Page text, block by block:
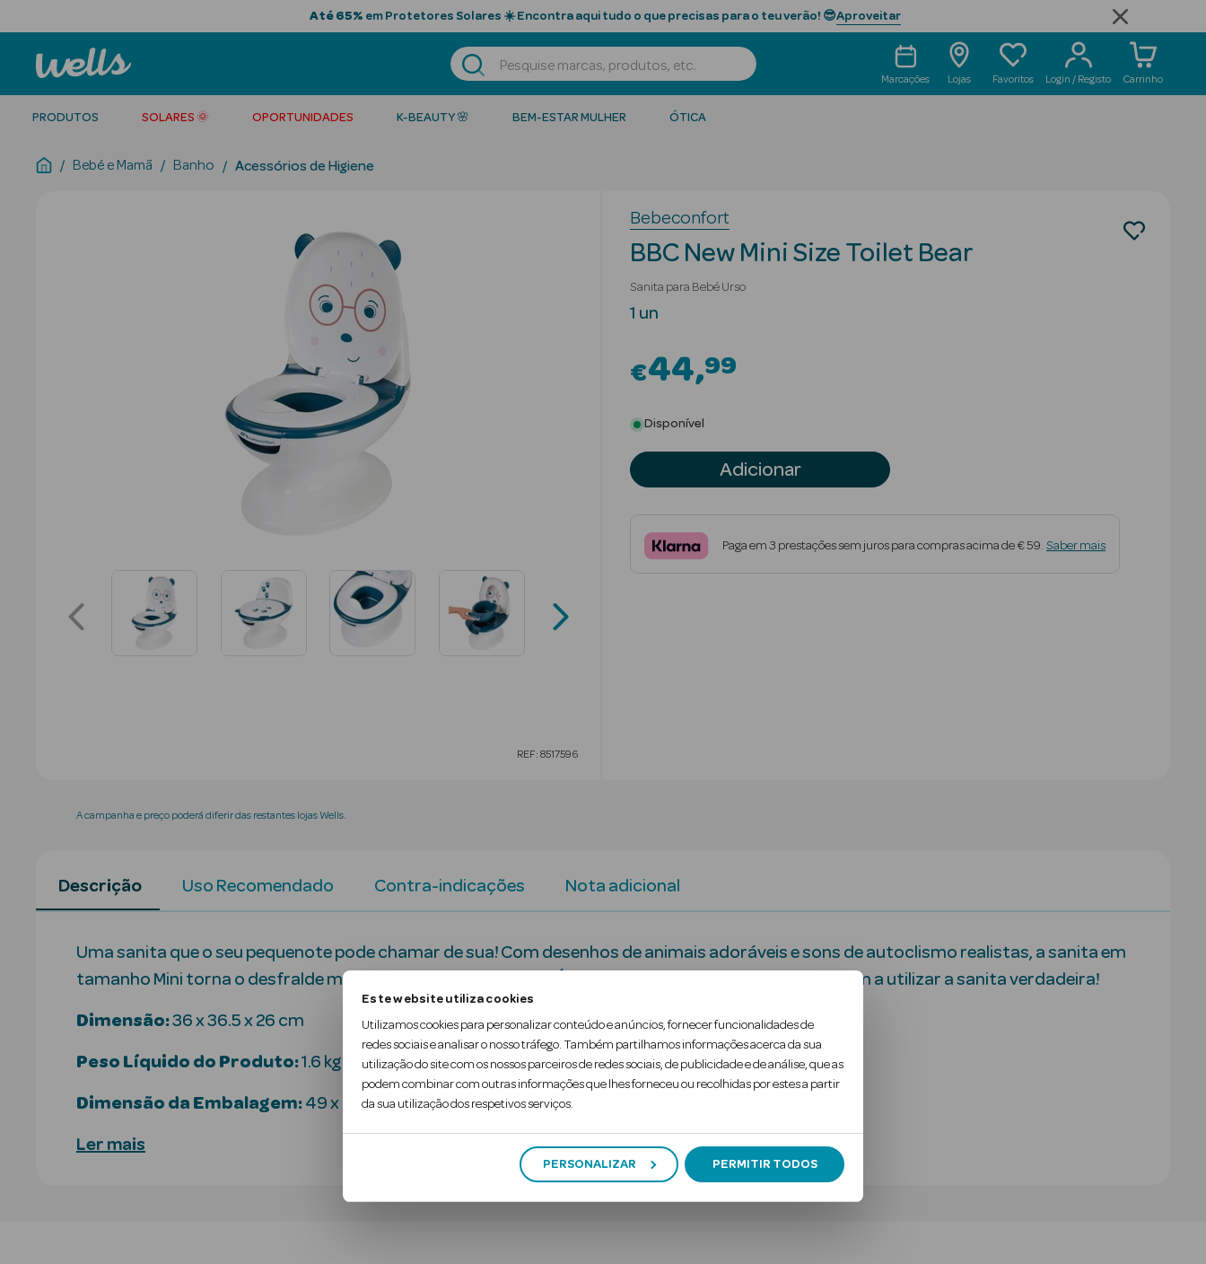
Este website utiliza cookies
Utilizamos cookies para personalizar conteúdo e anúncios, fornecer funcionalidades de
redes sociais e analisar o nosso tráfego. Também partilhamos informações acerca da sua
utilização do site com os nossos parceiros de redes sociais, de publicidade e de análise, que as
podem combinar com outras informações que lhes forneceu ou recolhidas por estes a partir
da sua utilização dos respetivos serviços.
PERSONALIZAR PERMITIR TODOS
Até 65% em Protetores Solares ☀️ Encontra aqui tudo o que precisas para o teu verão! 😎Aproveitar
Marcações Lojas Favoritos Login / Registo Carrinho
PRODUTOS SOLARES 🌞 OPORTUNIDADES K-BEAUTY 🌸 BEM-ESTAR MULHER ÓTICA
Bebé e Mamã Banho Acessórios de Higiene
REF: 8517596
Bebeconfort
BBC New Mini Size Toilet Bear
Sanita para Bebé Urso
1 un
€44 99
Disponível
Adicionar
Paga em 3 prestações sem juros para compras acima de € 59. Saber mais
A campanha e preço poderá diferir das restantes lojas Wells.
Descrição Uso Recomendado Contra-indicações Nota adicional
Uma sanita que o seu pequenote pode chamar de sua! Com desenhos de animais adoráveis e sons de autoclismo realistas, a sanita em
tamanho Mini torna o desfralde mais divertido do que nunca. É o primeiro passo antes de começarem a utilizar a sanita verdadeira!
Dimensão:36 x 36.5 x 26 cm
Peso Líquido do Produto:1.6 kg
Dimensão da Embalagem: 49 x 27 x …
Ler mais